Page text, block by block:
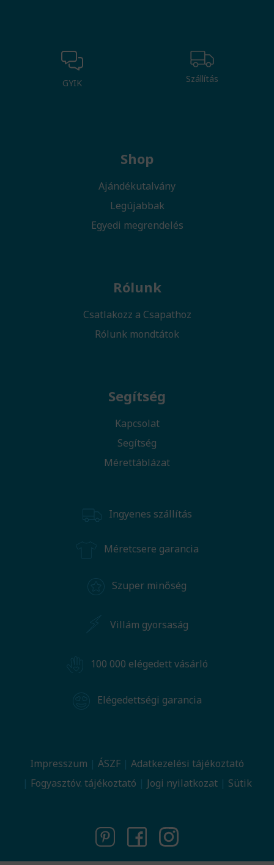
GYIK Szállítás
Shop
Ajándékutalvány
Legújabbak
Egyedi megrendelés
Rólunk
Csatlakozz a Csapathoz
Rólunk mondtátok
Segítség
Kapcsolat
Segítség
Mérettáblázat
Ingyenes szállítás
Méretcsere garancia
Szuper minőség
Villám gyorsaság
100 000 elégedett vásárló
Elégedettségi garancia
Impresszum ÁSZF
Adatkezelési tájékoztató
Fogyasztóv. tájékoztató
Jogi nyilatkozat Sütik